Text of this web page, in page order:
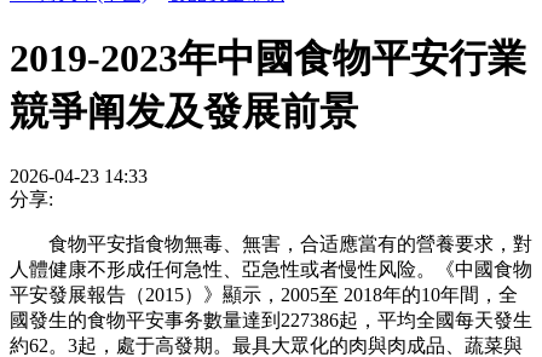
2019-2023年中國食物平安行業
競爭阐发及發展前景
2026-04-23 14:33
分享:
食物平安指食物無毒、無害，合适應當有的營養要求，對
人體健康不形成任何急性、亞急性或者慢性风险。《中國食物
平安發展報告（2015）》顯示，2005至 2018年的10年間，全
國發生的食物平安事务數量達到227386起，平均全國每天發生
約62。3起，處于高發期。最具大眾化的肉與肉成品、蔬菜與